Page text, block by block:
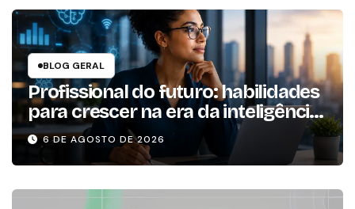
BLOG GERAL
Profissional do futuro: habilidades
para crescer na era da inteligência
artificial
6 DE AGOSTO DE 2026